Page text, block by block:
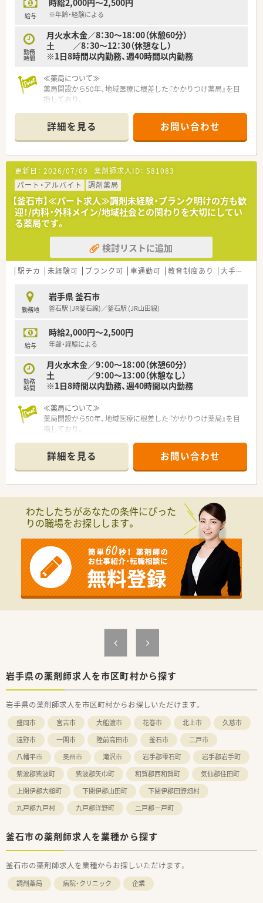
給与
時給2,000円～2,500円
※年齢・経験による
勤務
時間
月火水木金／8：30～18：00（休憩60分）
土 ／8：30～12：30（休憩なし）
※1日8時間以内勤務、週40時間以内勤務
≪薬局について≫
薬局開設から50年、地域医療に根差した『かかりつけ薬局』を目
指しており、
です。
スポーツファーマシスト等先進的な活動が評価されており、
さらに学校薬剤師や、在宅など、地域社会との関わりも大切にし
ている薬局です。
駅前中心部に位置しており地元の皆様が多く訪れるエリアの薬
局です。
詳細を見る お問い合わせ
更新日： 2026/07/09 薬剤師求人ID： 581083
パート・アルバイト
調剤薬局
【釜石市】≪パート求人≫調剤未経験・ブランク明けの方も歓
迎！/内科・外科メイン/地域社会との関わりを大切にしてい
る薬局です。
検討リストに追加
駅チカ 未経験可 ブランク可 車通勤可 教育制度あり 大手チェーン以外
勤務地
岩手県 釜石市
釜石駅 (JR釜石線)／釜石駅 (JR山田線)
給与
時給2,000円～2,500円
年齢・経験による
勤務
時間
月火水木金／9：00～18：00（休憩60分）
土 ／9：00～13：00（休憩なし）
※1日8時間以内勤務、週40時間以内勤務
≪薬局について≫
薬局開設から50年、地域医療に根差した『かかりつけ薬局』を目
指しており、
です。
学校薬剤師や、スポーツクラブサポーターなど、
地域社会との関わりを大切にしている薬局です。
住宅手当もあり、社員を支え気持ちよく働ける制度も充実。契約
詳細を見る お問い合わせ
わたしたちがあなたの条件にぴった
りの職場をお探しします。
岩手県の薬剤師求人を市区町村から探す
岩手県の薬剤師求人を市区町村からお探しいただけます。
盛岡市 宮古市 大船渡市 花巻市 北上市
久慈市
遠野市
一関市 陸前高田市 釜石市
二戸市
八幡平市
奥州市 滝沢市 岩手郡雫石町
岩手郡岩手町
紫波郡紫波町
紫波郡矢巾町 和賀郡西和賀町
気仙郡住田町
上閉伊郡大槌町
下閉伊郡山田町
下閉伊郡田野畑村
九戸郡九戸村
九戸郡洋野町 二戸郡一戸町
釜石市の薬剤師求人を業種から探す
釜石市の薬剤師求人を業種からお探しいただけます。
調剤薬局 病院・クリニック 企業